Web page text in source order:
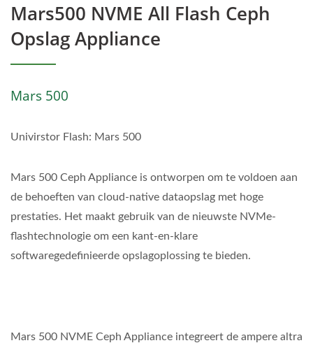
Mars500 NVME All Flash Ceph
Opslag Appliance
Mars 500
Univirstor Flash: Mars 500
Mars 500 Ceph Appliance is ontworpen om te voldoen aan
de behoeften van cloud-native dataopslag met hoge
prestaties. Het maakt gebruik van de nieuwste NVMe-
flashtechnologie om een kant-en-klare
softwaregedefinieerde opslagoplossing te bieden.
Mars 500 NVME Ceph Appliance integreert de ampere altra